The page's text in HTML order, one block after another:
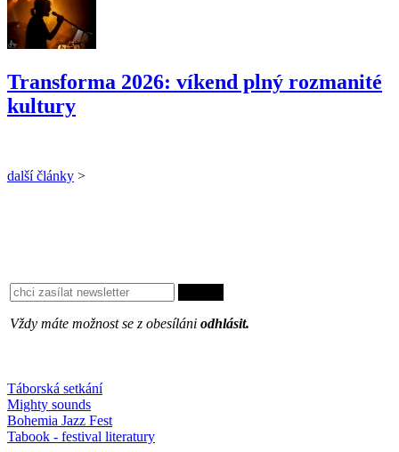
Transforma 2026: víkend plný rozmanité
kultury
další články >
Vždy máte možnost se z obesíláni odhlásit.
Táborská setkání
Mighty sounds
Bohemia Jazz Fest
Tabook - festival literatury